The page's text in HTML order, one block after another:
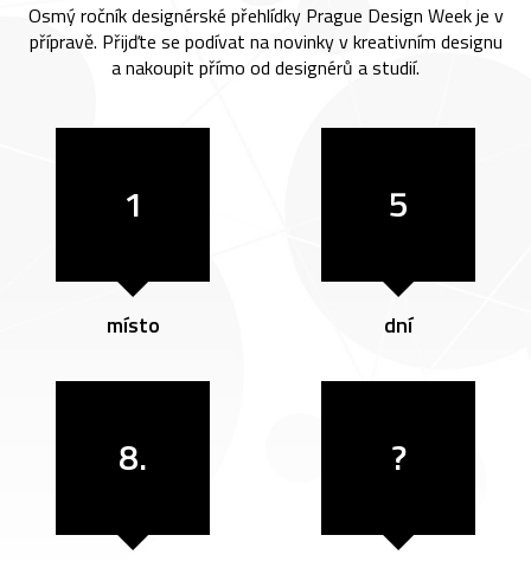
Osmý ročník designérské přehlídky Prague Design Week je v
přípravě. Přijďte se podívat na novinky v kreativním designu
a nakoupit přímo od designérů a studií.
1
místo
5
dní
8. ?